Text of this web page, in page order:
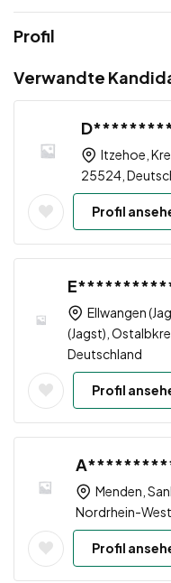
Profil
Verwandte
Itzehoe,
25524,
Profil
Ellwangen
(Jagst),
Deutschland
Profil
Menden,
Nordrhein-
Profil